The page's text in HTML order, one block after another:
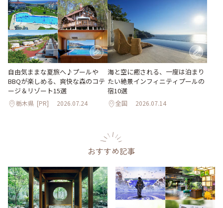
自由気ままな夏旅へ♪プールや
BBQが楽しめる、爽快な森のコテ
ージ＆リゾート15選
栃木県 [PR] 2026.07.24
海と空に癒される、一度は泊まり
たい絶景インフィニティプールの
宿10選
全国 2026.07.14
おすすめ記事